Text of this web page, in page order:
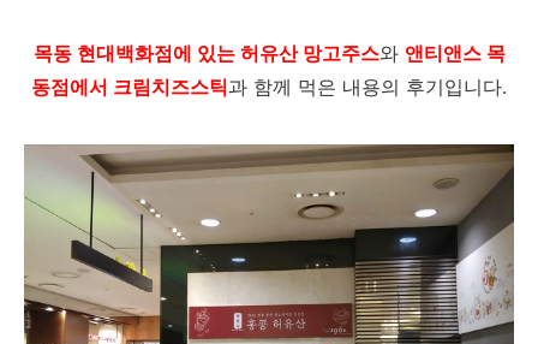
목동 현대백화점에 있는 허유산 망고주스와 앤티앤스 목
동점에서 크림치즈스틱과 함께 먹은 내용의 후기입니다.